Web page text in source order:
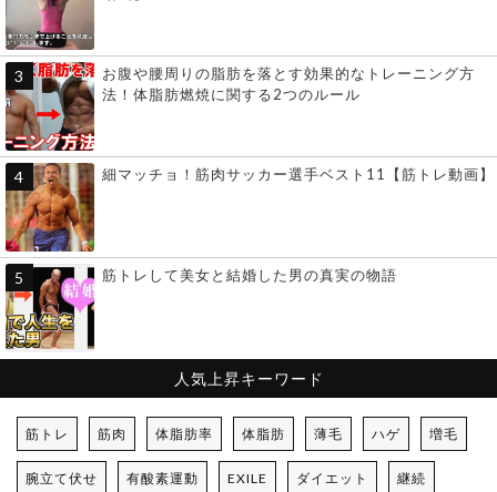
お腹や腰周りの脂肪を落とす効果的なトレーニング方
法！体脂肪燃焼に関する2つのルール
細マッチョ！筋肉サッカー選手ベスト11【筋トレ動画】
筋トレして美女と結婚した男の真実の物語
人気上昇キーワード
筋トレ 筋肉 体脂肪率 体脂肪 薄毛 ハゲ 増毛
腕立て伏せ 有酸素運動 EXILE ダイエット 継続